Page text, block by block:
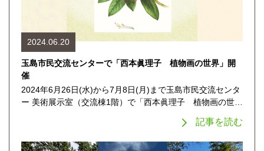
2024.06.20
玉島市民交流センターで「西本眞理子 植物画の世界」開
催
2024年6月26日(水)から7月8日(月)まで玉島市民交流センタ
ー 美術展示室（交流棟1階）で「西本眞理子 植物画の世…
記事を読む